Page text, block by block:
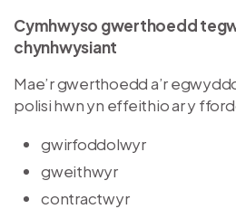
Cymhwyso gwerthoedd
chynhwysiant
Mae’r gwerthoedd a’r
polisi hwn yn effeithio ar y
gwirfoddolwyr
gweithwyr
contractwyr